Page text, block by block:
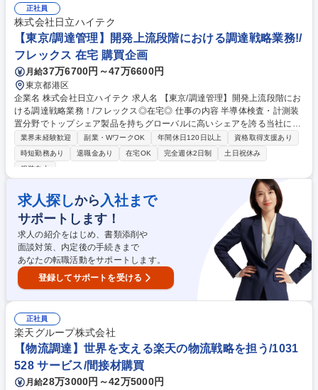
認）：当社の数年先の中長期生産計画に対し、サプライヤー側の生産能力
や原材料の確保状況が十分であるかを精査し、将来的なボトルネックを解
消します。■戦略的価格交渉・アロケーション決定 募集職種 田町【戦略調
達・購買(半導体製造用の薬品・レジスト)】_H2610
正社員
株式会社日立ハイテク
【東京/調達管理】開発上流段階における調達戦略業務!/
フレックス 在宅 購買企画
月給37万6700円～47万6600円
東京都港区
企業名 株式会社日立ハイテク 求人名 【東京/調達管理】開発上流段階にお
ける調達戦略業務！/フレックス◎在宅◎ 仕事の内容 半導体検査・計測装
置分野でトップシェア製品を持ちグローバルに高いシェアを誇る当社に
て、サプライヤー管理および各種予実算管理等の業務をお任せします。調
達から技術レベルの底上げを図っていく重要業務です ○調達横断施策の立
案・推進と調達額・原価低減の予実管理 ○下請法・建業法・印紙税法の法
-SOX対応に向けた進捗管理 ○調達部門の経費・固定資産・情報セキュリテ
ィ/CSR管理を本社と推進 ○サプライヤー口座・契約書などのサプライヤマ
ネジメントをバイヤーと協働で実施 ○部内インフラ対応やDX推進に関与
し、業務プロセスの効率化を支援 募集職種 【東京/調達管理】開発上流段
階における調達戦略業務！/フレックス◎在宅◎
業界未経験歓迎 副業・WワークOK 年間休日120日以上
資格取得支援あり
時短勤務あり
退職金あり 在宅OK 完全週休2日制
土日祝休み
服装自由
求人探しから 入社まで
サポートします！
求人の紹介をはじめ、書類添削や
面談対策、内定後の手続きまで
あなたの転職活動をサポートします。
登録してサポートを受ける
正社員
楽天グループ株式会社
【物流調達】世界を支える楽天の物流戦略を担う/1031
528 サービス/間接材購買
月給28万3000円～42万5000円